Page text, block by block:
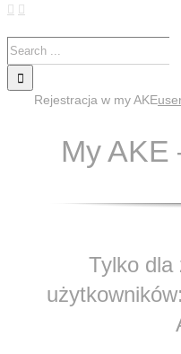
Search
for:
Rejestracja w my AKE
My AKE
Tylko dla